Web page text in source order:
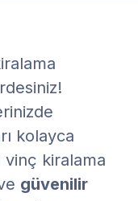
kolayca
vinç kiralama
güvenilir